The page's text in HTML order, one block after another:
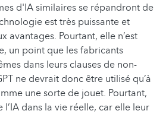
d'IA similaires se répandront de
est très puissante et
avantages. Pourtant, elle n’est
un point que les fabricants
dans leurs clauses de non-
ne devrait donc être utilisé qu’à
une sorte de jouet. Pourtant,
l’IA dans la vie réelle, car elle leur